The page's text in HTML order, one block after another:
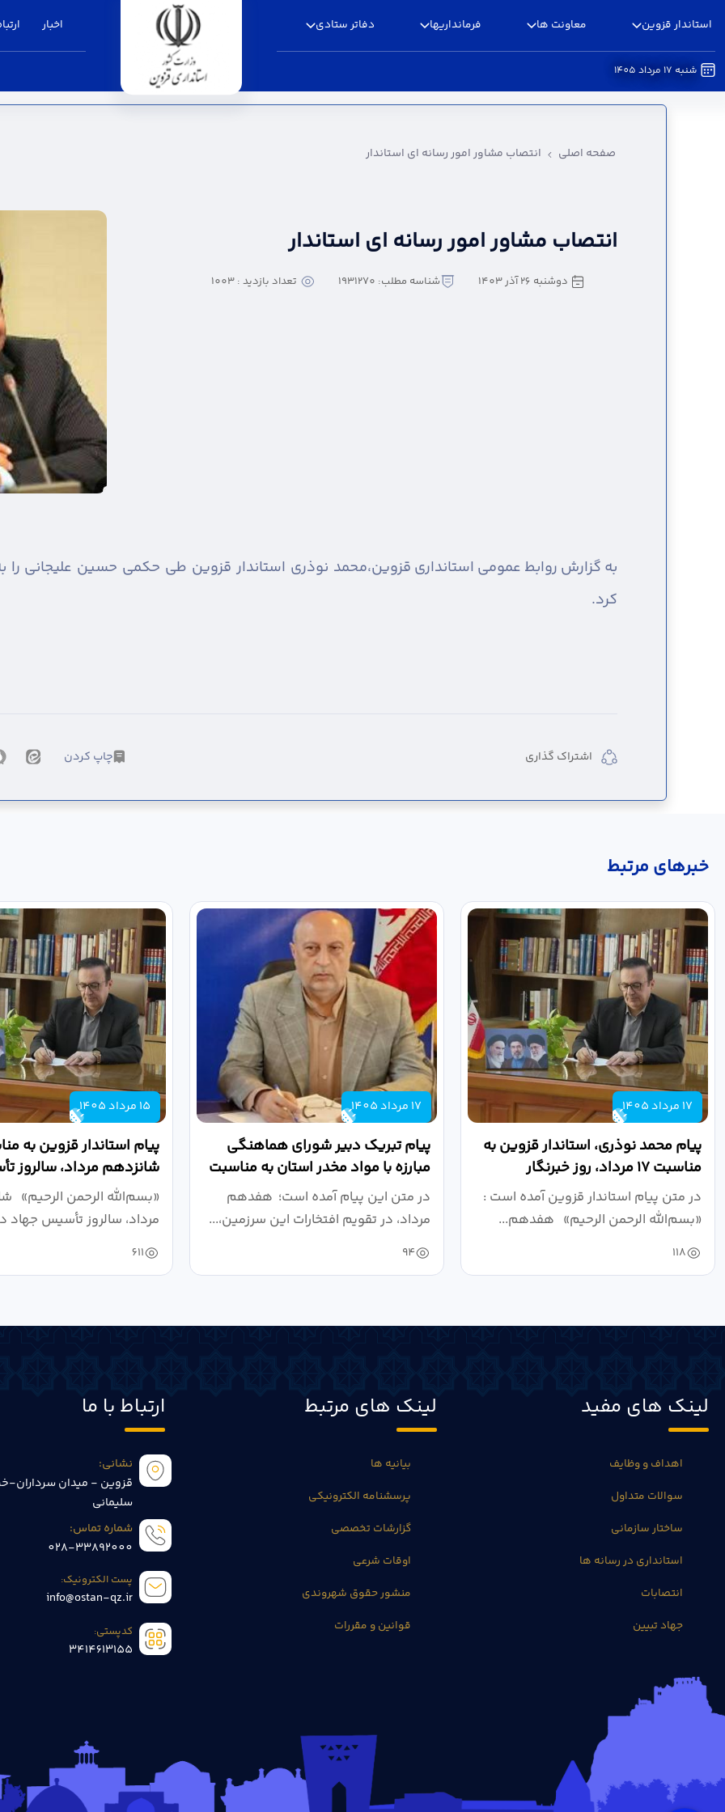
استاندار قزوین معاونت ها فرمانداریها دفاتر ستادی اخبار
شنبه 17 مرداد 1405
انتصاب مشاور امور رسانه ای استاندار - استانداری قزوین
صفحه اصلی انتصاب مشاور امور رسانه ای استاندار
انتصاب مشاور امور رسانه ای استاندار
دوشنبه 26 آذر 1403 شناسه مطلب: 1931270 تعداد بازدید : 1003
به گزارش روابط عمومی استانداری قزوین،محمد نوذری استاندار قزوین طی حکمی حسین علیجانی را
کرد.
اشتراک گذاری چاپ کردن
خبر‌های مرتبط
17 مرداد 1405
پیام محمد نوذری، استاندار قزوین به
مناسبت ۱۷ مرداد، روز خبرنگار
در متن پیام استاندار قزوین آمده است :
«بسم‌الله الرحمن الرحیم» هفدهم...
118
17 مرداد 1405
پیام تبریک دبیر شورای هماهنگی
مبارزه با مواد مخدر استان به مناسبت
روز خبرنگار...
در متن این پیام آمده است؛ هفدهم
مرداد، در تقویم افتخارات این سرزمین،...
94
15 مرداد 1405
پیام استاندار قزوین به
شانزدهم مرداد، سالروز
دانشگاهی
«بسم‌الله الرحمن الرحیم»
مرداد، سالروز تأسیس جهاد
611
لینک های مفید
اهداف و وظایف
سوالات متداول
ساختار سازمانی
استانداری در رسانه ها
انتصابات
جهاد تبیین
لینک های مرتبط
بیانیه ها
پرسشنامه الکترونیکی
گزارشات تخصصی
اوقات شرعی
منشور حقوق شهروندی
قوانین و مقررات
ارتباط با ما
نشانی:
قزوین - میدان سرداران-
سلیمانی
شماره تماس:
028-33892000
پست الکترونیک:
info@ostan-qz.ir
کدپستی:
3414613155